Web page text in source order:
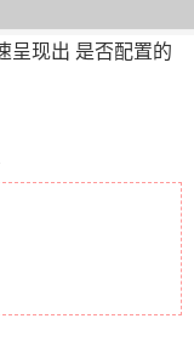
呈现出 是否配置的